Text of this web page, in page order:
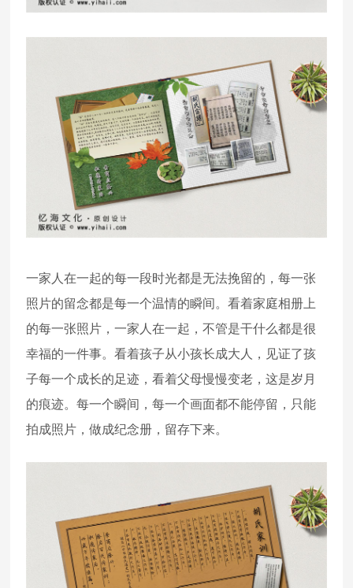
一家人在一起的每一段时光都是无法挽留的，每一张
照片的留念都是每一个温情的瞬间。看着家庭相册上
的每一张照片，一家人在一起，不管是干什么都是很
幸福的一件事。看着孩子从小孩长成大人，见证了孩
子每一个成长的足迹，看着父母慢慢变老，这是岁月
的痕迹。每一个瞬间，每一个画面都不能停留，只能
拍成照片，做成纪念册，留存下来。